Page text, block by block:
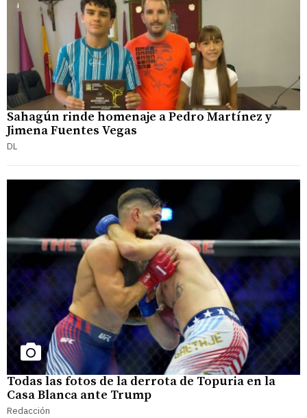
Sahagún rinde homenaje a Pedro Martínez y
Jimena Fuentes Vegas
DL
Todas las fotos de la derrota de Topuria en la
Casa Blanca ante Trump
Redacción